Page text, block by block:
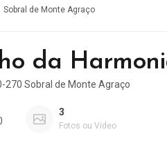
Sobral de Monte Agraço
da
270 Sobral de Monte Agraço
3
Fotos ou Video